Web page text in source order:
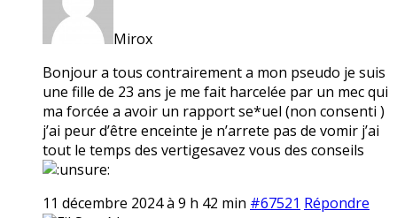
Mirox
Bonjour a tous contrairement a mon pseudo je suis
une fille de 23 ans je me fait harcelée par un mec qui
ma forcée a avoir un rapport se*uel (non consenti )
j’ai peur d’être enceinte je n’arrete pas de vomir j’ai
tout le temps des vertigesavez vous des conseils
11 décembre 2024 à 9 h 42 min #67521 Répondre